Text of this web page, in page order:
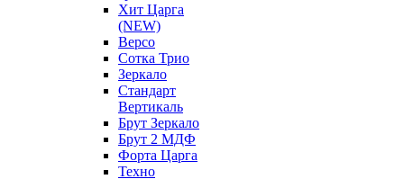
Хит Царга
(NEW)
Версо
Сотка Трио
Зеркало
Стандарт
Вертикаль
Брут Зеркало
Брут 2 МДФ
Форта Царга
Техно